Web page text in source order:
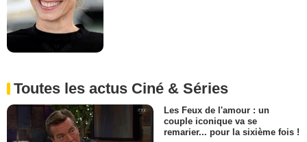
Toutes les actus Ciné & Séries
Les Feux de l'amour : un
couple iconique va se
remarier... pour la sixième fois !